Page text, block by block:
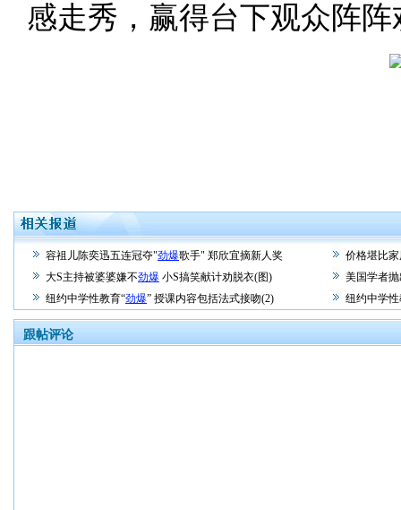
感走秀，赢得台下观众阵阵
容祖儿陈奕迅五连冠夺"劲爆歌手" 郑欣宜摘新人奖
价格堪比
大S主持被婆婆嫌不劲爆 小S搞笑献计劝脱衣(图)
美国学者
纽约中学性教育“劲爆” 授课内容包括法式接吻(2) 纽约中学性
跟帖评论